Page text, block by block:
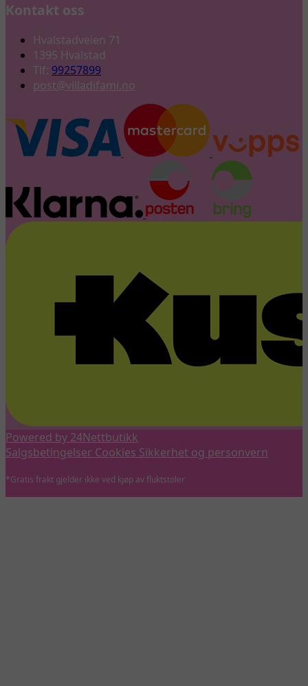
Kontakt oss
Hvalstadveien 71
1395 Hvalstad
Tlf: 99257899
post@villadifami.no
Powered by 24Nettbutikk
Salgsbetingelser Cookies Sikkerhet og personvern
*Gratis frakt gjelder ikke ved kjøp av fluktstoler